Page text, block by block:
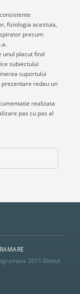
fiziologia acestuia,
precum
unul placut find
subiectului
suportului
redau un
realizata
pas cu pas al
2015 Biletul